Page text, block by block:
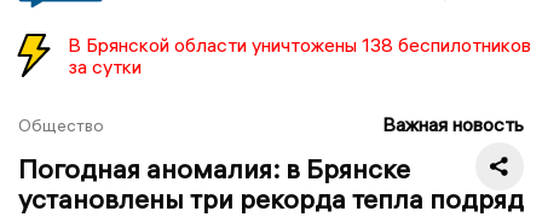
В Брянской области уничтожены 138 беспилотников
за сутки
Общество Важная новость
Погодная аномалия: в Брянске
установлены три рекорда тепла подряд